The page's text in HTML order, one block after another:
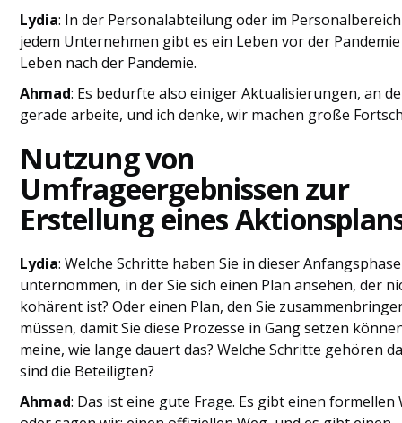
Lydia: In der Personalabteilung oder im
jedem Unternehmen gibt es ein Leben vor der
Leben nach der Pandemie.
Ahmad: Es bedurfte also einiger Aktualisierungen, an
gerade arbeite, und ich denke, wir machen große
Nutzung von
Umfrageergebnissen zur
Erstellung eines
Lydia: Welche Schritte haben Sie in dieser Anfangsphase
unternommen, in der Sie sich einen Plan ansehen, der
kohärent ist? Oder einen Plan, den Sie
müssen, damit Sie diese Prozesse in Gang setzen
meine, wie lange dauert das? Welche Schritte gehören
sind die Beteiligten?
Ahmad: Das ist eine gute Frage. Es gibt einen formellen